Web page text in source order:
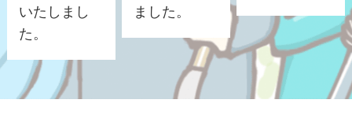
いたしまし
た。
ました。